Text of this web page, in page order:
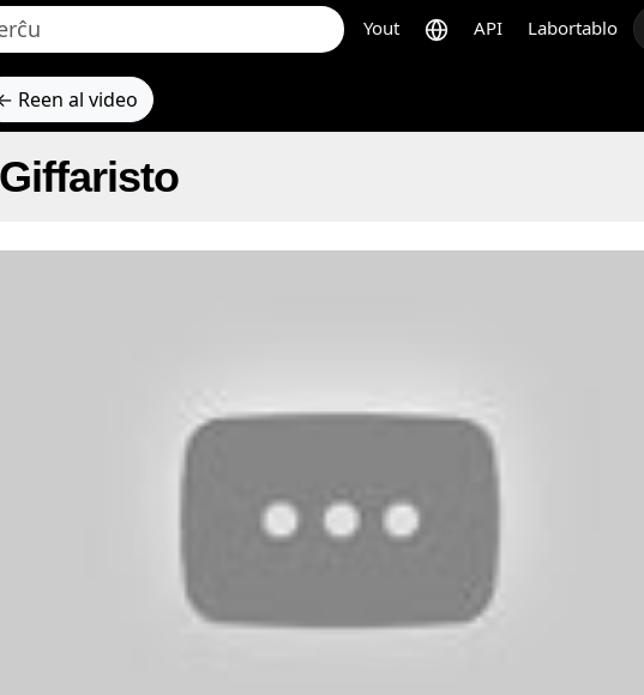
Yout API Labortablo
Reen al video
Giffaristo